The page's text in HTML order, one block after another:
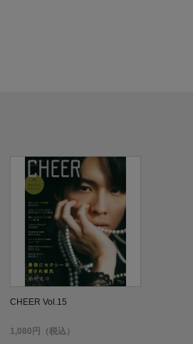
CHEER Vol.15
1,080円（税込）